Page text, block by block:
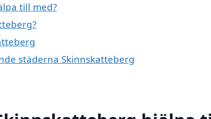
till med?
städerna Skinnskatteberg